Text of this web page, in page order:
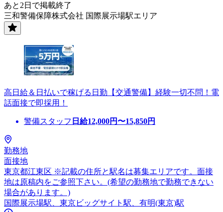
あと2日で掲載終了
三和警備保障株式会社 国際展示場駅エリア
高日給＆日払いで稼げる日勤【交通警備】経験一切不問！電
話面接で即採用！
警備スタッフ 日給12,000円〜15,850円
勤務地
面接地
東京都江東区 ※記載の住所と駅名は募集エリアです。面接
地は原稿内をご参照下さい。(希望の勤務地で勤務できない
場合があります。)
国際展示場駅、東京ビッグサイト駅、有明(東京)駅